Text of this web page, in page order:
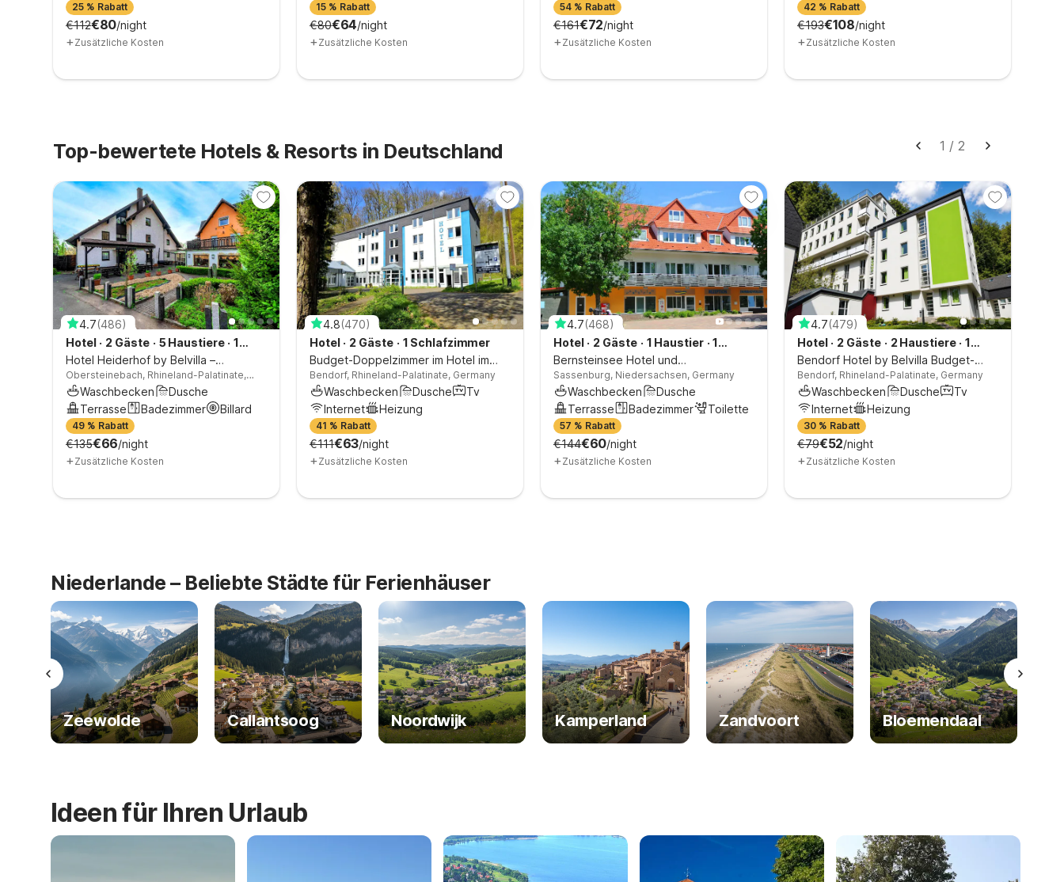
Telefon für eingeh. Gespräche
Babybett
25 % Rabatt
€112€80/night
+Zusätzliche Kosten
Telefon für eingeh. Gespräche
15 % Rabatt
€80€64/night
+Zusätzliche Kosten
Telefon für eingeh. Gespräche
54 % Rabatt
€161€72/night
+Zusätzliche Kosten
42 % Rabatt
€193€108/night
+Zusätzliche Kosten
Top-bewertete Hotels & Resorts in Deutschland
4.7(486)
Hotel · 2 Gäste · 5 Haustiere · 1
Schlafzimmer
Hotel Heiderhof by Belvilla –
Doppelzimmer
Obersteinebach, Rhineland-Palatinate,
Germany
Waschbecken
Dusche
Terrasse
Badezimmer Billard
49 % Rabatt
€135€66/night
+Zusätzliche Kosten
4.8(470)
Hotel · 2 Gäste · 1 Schlafzimmer
Budget-Doppelzimmer im Hotel im
Koblenztal
Bendorf, Rhineland-Palatinate, Germany
Waschbecken Dusche
Tv
Internet
Heizung
41 % Rabatt
€111€63/night
+Zusätzliche Kosten
4.7(468)
Hotel · 2 Gäste · 1 Haustier · 1
Schlafzimmer
Bernsteinsee Hotel und
FerienStandard-Doppelzimmer
Sassenburg, Niedersachsen, Germany
Waschbecken
Dusche
Terrasse
Badezimmer Toilette
57 % Rabatt
€144€60/night
+Zusätzliche Kosten
4.7(479)
Hotel · 2 Gäste · 2 Haustiere · 1
Schlafzimmer
Bendorf Hotel by Belvilla Budget-
Doppelzimmer
Bendorf, Rhineland-Palatinate, Germany
Waschbecken Dusche
Tv
Internet
Heizung
30 % Rabatt
€79€52/night
+Zusätzliche Kosten
1 / 2
Niederlande – Beliebte Städte für Ferienhäuser
Zeewolde Callantsoog Noordwijk Kamperland Zandvoort Bloemendaal
Ideen für Ihren Urlaub